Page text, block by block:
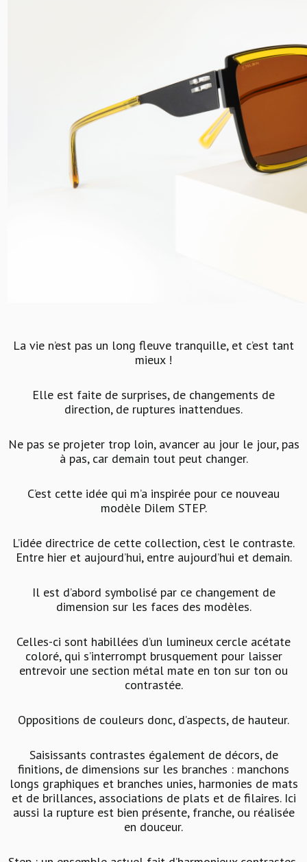
La vie n’est pas un long fleuve tranquille, et c’est tant
mieux !
Elle est faite de surprises, de changements de
direction, de ruptures inattendues.
Ne pas se projeter trop loin, avancer au jour le jour, pas
à pas, car demain tout peut changer.
C’est cette idée qui m’a inspirée pour ce nouveau
modèle Dilem STEP.
L’idée directrice de cette collection, c’est le contraste.
Entre hier et aujourd’hui, entre aujourd’hui et demain.
Il est d’abord symbolisé par ce changement de
dimension sur les faces des modèles.
Celles-ci sont habillées d’un lumineux cercle acétate
coloré, qui s’interrompt brusquement pour laisser
entrevoir une section métal mate en ton sur ton ou
contrastée.
Oppositions de couleurs donc, d’aspects, de hauteur.
Saisissants contrastes également de décors, de
finitions, de dimensions sur les branches : manchons
longs graphiques et branches unies, harmonies de mats
et de brillances, associations de plats et de filaires. Ici
aussi la rupture est bien présente, franche, ou réalisée
en douceur.